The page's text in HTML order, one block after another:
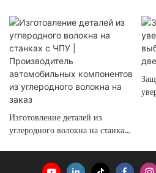
Изготовление деталей из
углеродного волокна на станках
углеродного волокна на заказ